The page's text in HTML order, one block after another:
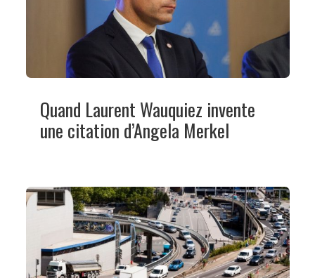
Quand Laurent Wauquiez invente
une citation d’Angela Merkel